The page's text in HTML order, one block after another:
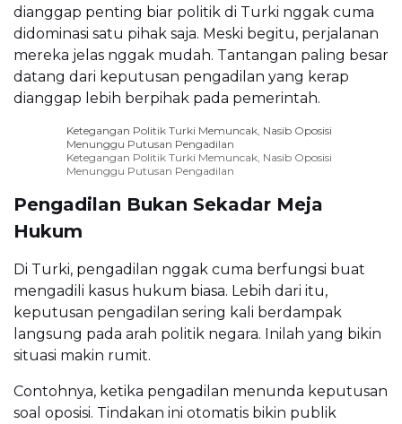
dianggap penting biar politik di Turki nggak cuma
didominasi satu pihak saja. Meski begitu, perjalanan
mereka jelas nggak mudah. Tantangan paling besar
datang dari keputusan pengadilan yang kerap
dianggap lebih berpihak pada pemerintah.
Ketegangan Politik Turki Memuncak, Nasib Oposisi
Menunggu Putusan Pengadilan
Ketegangan Politik Turki Memuncak, Nasib Oposisi
Menunggu Putusan Pengadilan
Pengadilan Bukan Sekadar Meja
Hukum
Di Turki, pengadilan nggak cuma berfungsi buat
mengadili kasus hukum biasa. Lebih dari itu,
keputusan pengadilan sering kali berdampak
langsung pada arah politik negara. Inilah yang bikin
situasi makin rumit.
Contohnya, ketika pengadilan menunda keputusan
soal oposisi. Tindakan ini otomatis bikin publik